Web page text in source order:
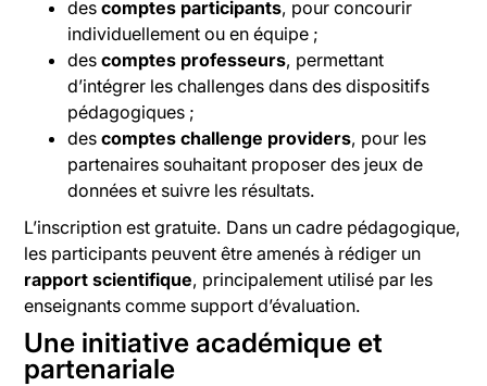
descomptes participants, pour concourir
individuellement ou en équipe ;
descomptes professeurs, permettant
d’intégrer les challenges dans des dispositifs
pédagogiques ;
descomptes challenge providers, pour les
partenaires souhaitant proposer des jeux de
données et suivre les résultats.
L’inscription est gratuite. Dans un cadre pédagogique,
les participants peuvent être amenés à rédiger un
rapport scientifique, principalement utilisé par les
enseignants comme support d’évaluation.
Une initiative académique et
partenariale